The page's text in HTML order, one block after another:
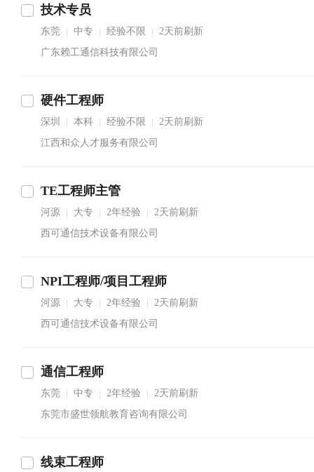
技术专员
东莞 中专 经验不限
2天前刷新
广东赖工通信科技有限公司
硬件工程师
深圳 本科 经验不限
2天前刷新
江西和众人才服务有限公司
TE工程师主管
河源 大专 2年经验
2天前刷新
西可通信技术设备有限公司
NPI工程师/项目工程师
河源 大专 2年经验
2天前刷新
西可通信技术设备有限公司
通信工程师
东莞 中专 2年经验
2天前刷新
东莞市盛世领航教育咨询有限公司
线束工程师